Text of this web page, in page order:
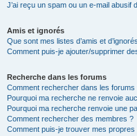
J’ai reçu un spam ou un e-mail abusif
Amis et ignorés
Que sont mes listes d’amis et
Comment puis-je ajouter/supprimer
Recherche dans les forums
Comment rechercher dans les forums
Pourquoi ma recherche ne renvoie
Pourquoi ma recherche renvoie une
Comment rechercher des membres ?
Comment puis-je trouver mes